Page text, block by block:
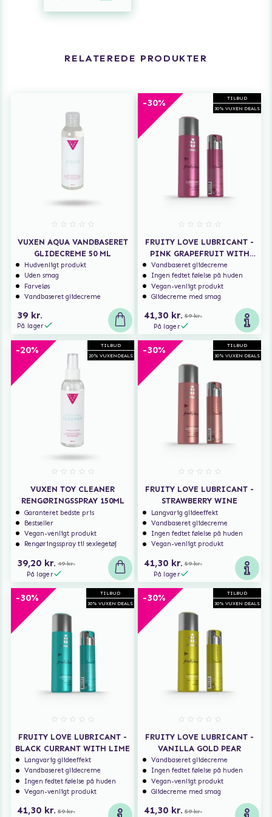
RELATEREDE PRODUKTER
VUXEN AQUA VANDBASERET
GLIDECREME 50 ML
Hudvenligt produkt
Uden smag
Farveløs
Vandbaseret glidecreme
39 kr.
På lager
TILBUD
30% VUXEN DEALS
-30%
FRUITY LOVE LUBRICANT -
PINK GRAPEFRUIT WITH
MANGO
Vandbaseret glidecreme
Ingen fedtet følelse på huden
Vegan-venligt produkt
Glidecreme med smag
41,30 kr. 59 kr.
På lager
TILBUD
20% VUXENDEALS
-20%
VUXEN TOY CLEANER
RENGØRINGSSPRAY 150ML
Garanteret bedste pris
Bestseller
Vegan-venligt produkt
Rengøringsspray til sexlegetøj
39,20 kr. 49 kr.
På lager
TILBUD
30% VUXEN DEALS
-30%
FRUITY LOVE LUBRICANT -
STRAWBERRY WINE
Langvarig glideeffekt
Vandbaseret glidecreme
Ingen fedtet følelse på huden
Vegan-venligt produkt
41,30 kr. 59 kr.
På lager
TILBUD
30% VUXEN DEALS
-30%
FRUITY LOVE LUBRICANT -
BLACK CURRANT WITH LIME
Langvarig glideeffekt
Vandbaseret glidecreme
Ingen fedtet følelse på huden
Vegan-venligt produkt
41,30 kr. 59 kr.
TILBUD
30% VUXEN DEALS
-30%
FRUITY LOVE LUBRICANT -
VANILLA GOLD PEAR
Vandbaseret glidecreme
Ingen fedtet følelse på huden
Vegan-venligt produkt
Glidecreme med smag
41,30 kr. 59 kr.